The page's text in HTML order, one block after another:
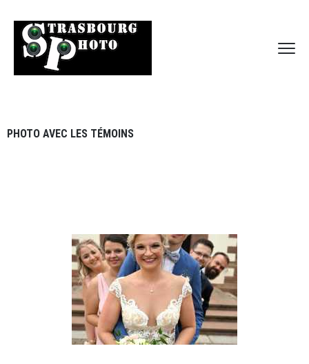
PHOTO AVEC LES TÉMOINS